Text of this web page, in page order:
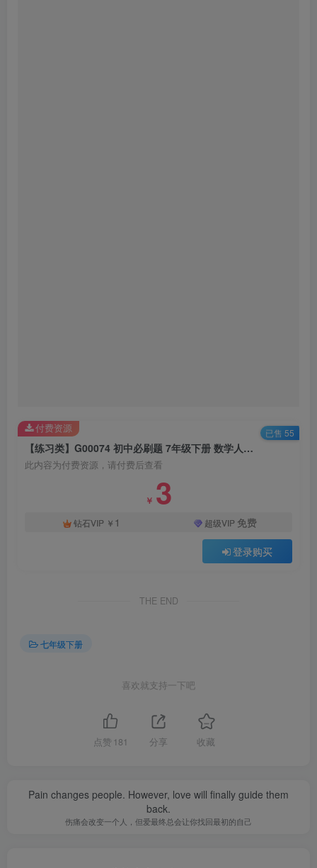
【练习类】G00074 初中必刷题 7年级下册 数学人教版(2023版)
此内容为付费资源，请付费后查看
￥ 3
钻石VIP ￥ 1 超级VIP 免费
登录购买
付费资源 已售 55
THE END
七年级下册
喜欢就支持一下吧
点赞 181 分享 收藏
Pain changes people. However, love will finally guide them
back.
伤痛会改变一个人，但爱最终总会让你找回最初的自己